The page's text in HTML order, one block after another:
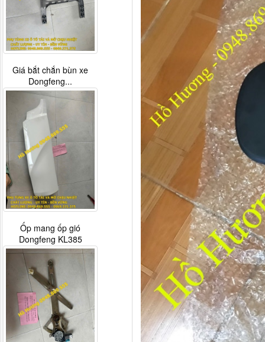
Giá bắt chắn bùn xe
Dongfeng...
Ốp mang ốp gió
Dongfeng KL385